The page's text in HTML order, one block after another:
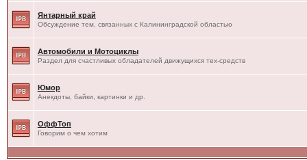
Янтарный край
Обсуждение тем, связанных с Калининградской областью
Автомобили и Мотоциклы
Раздел для счастливых обладателей движущихся тех-средств
Юмор
Анекдоты, байки, картинки и др.
ОффТоп
Говорим о чем хотим